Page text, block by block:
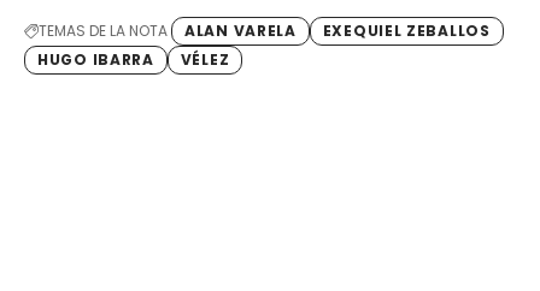
TEMAS DE LA NOTA ALAN VARELA
EXEQUIEL ZEBALLOS
HUGO IBARRA
VÉLEZ